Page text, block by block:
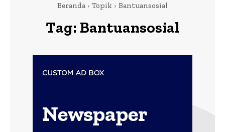
Beranda Topik Bantuansosial
Tag: Bantuansosial